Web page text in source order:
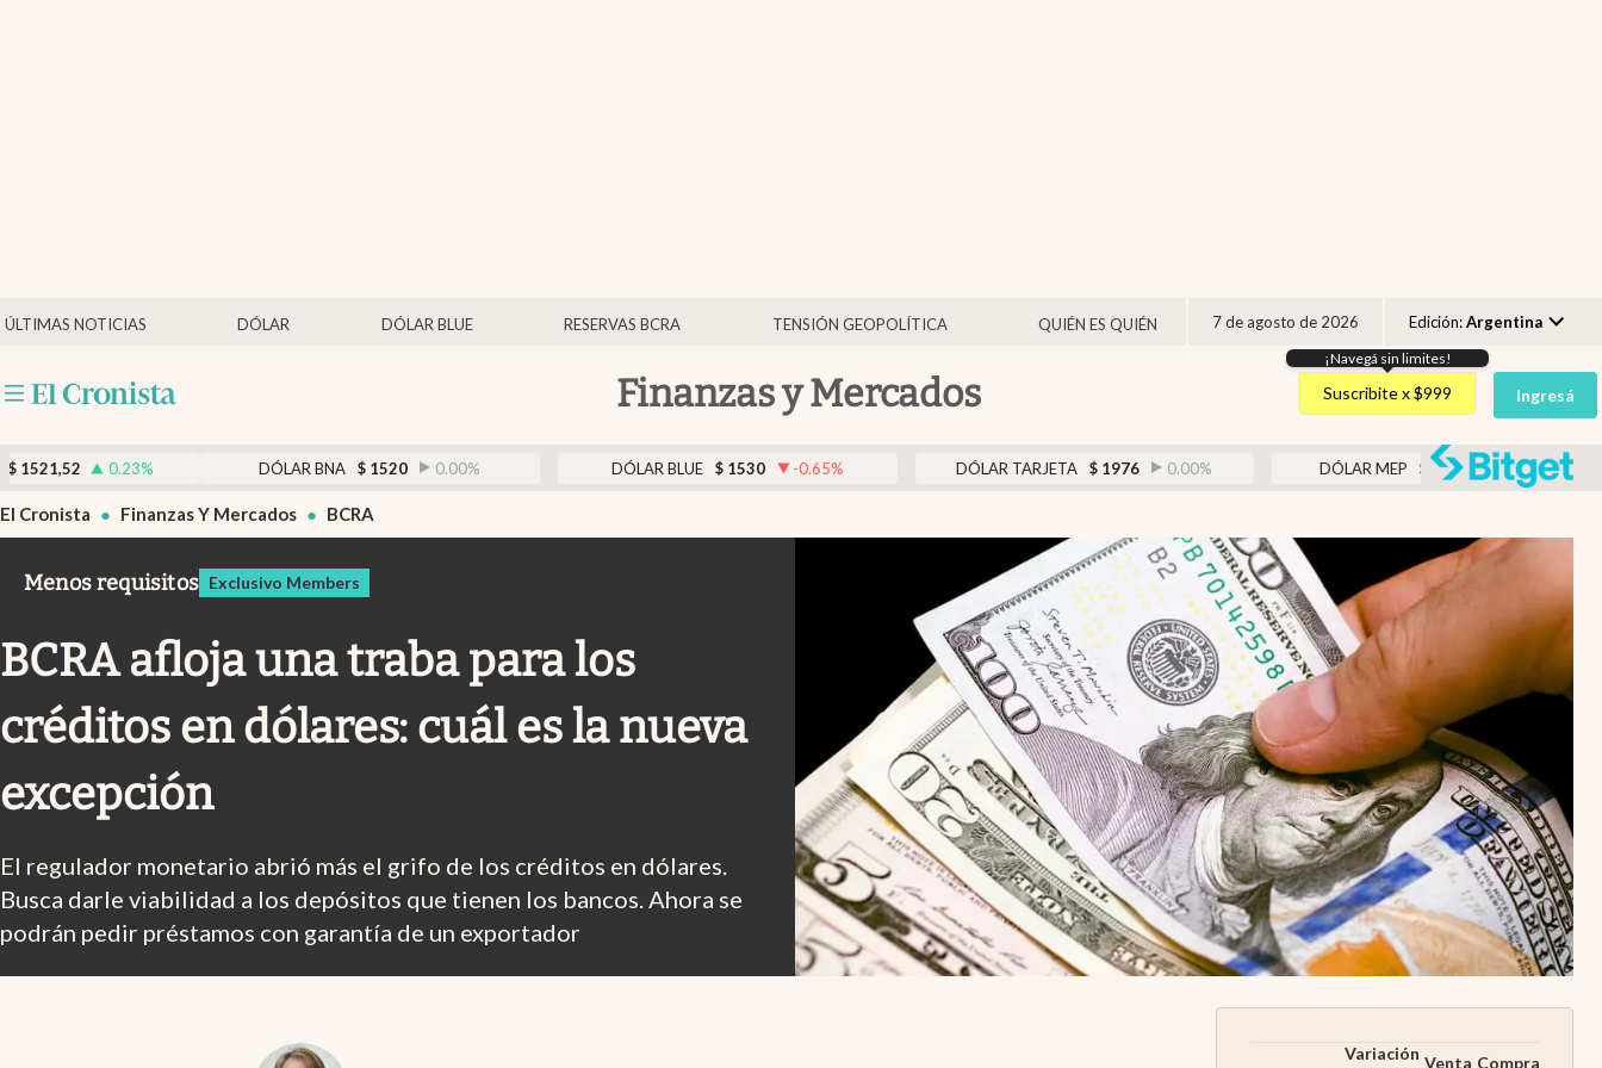
ÚLTIMAS NOTICIAS DÓLAR DÓLAR BLUE RESERVAS BCRA TENSIÓN GEOPOLÍTICA QUIÉN ES QUIÉN 7 de agosto de 2026 Edición:Argentina
Argentina
España
USA
Uruguay
Finanzas y Mercados
Mercados Online
Columnistas
Clase
Clima
Mundial 2026
Eventos Corporativos
abre en nueva pestaña
¡Navegá sin limites!
Suscribite x $999 Ingresá
0.23% $1520 0.00 % $1530 -0.65% DÓLAR TARJETA $1976 0.00 % $1521,52 0.23%
El Cronista Finanzas Y Mercados BCRA
Menos requisitos Exclusivo Members
BCRA afloja una traba para los
créditos en dólares: cuál es la nueva
excepción
El regulador monetario abrió más el grifo de los créditos en dólares.
Busca darle viabilidad a los depósitos que tienen los bancos. Ahora se
podrán pedir préstamos con garantía de un exportador
Variación Venta Compra